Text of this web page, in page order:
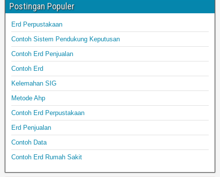
Postingan Populer
Erd Perpustakaan
Contoh Sistem Pendukung Keputusan
Contoh Erd Penjualan
Contoh Erd
Kelemahan SIG
Metode Ahp
Contoh Erd Perpustakaan
Erd Penjualan
Contoh Data
Contoh Erd Rumah Sakit